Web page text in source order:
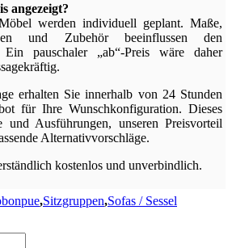
angezeigt?
werden individuell geplant. Maße,
und Zubehör beeinflussen den
Ein pauschaler „ab“-Preis wäre daher
erhalten Sie innerhalb von 24 Stunden
für Ihre Wunschkonfiguration. Dieses
und Ausführungen, unseren Preisvorteil
Alternativvorschläge.
kostenlos und unverbindlich.
,Sitzgruppen,Sofas / Sessel